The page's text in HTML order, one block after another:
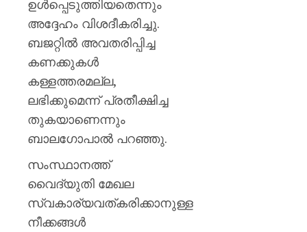
ഉൾപ്പെടുത്തിയതെന്നും
അദ്ദേഹം വിശദീകരിച്ചു.
ബജറ്റിൽ അവതരിപ്പിച്ച
കണക്കുകൾ
കള്ളത്തരമല്ല,
ലഭിക്കുമെന്ന് പ്രതീക്ഷിച്ച
തുകയാണെന്നും
ബാലഗോപാൽ പറഞ്ഞു.
സംസ്ഥാനത്ത്
വൈദ്യുതി മേഖല
സ്വകാര്യവത്കരിക്കാനുള്ള
നീക്കങ്ങൾ